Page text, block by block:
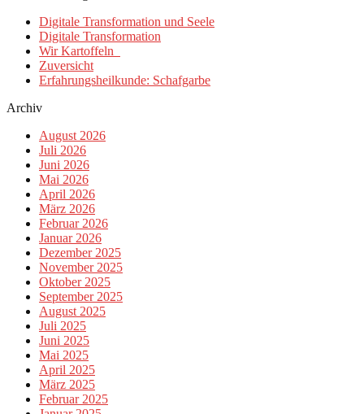
Digitale Transformation und Seele
Digitale Transformation
Wir Kartoffeln
Zuversicht
Erfahrungsheilkunde: Schafgarbe
Archiv
August 2026
Juli 2026
Juni 2026
Mai 2026
April 2026
März 2026
Februar 2026
Januar 2026
Dezember 2025
November 2025
Oktober 2025
September 2025
August 2025
Juli 2025
Juni 2025
Mai 2025
April 2025
März 2025
Februar 2025